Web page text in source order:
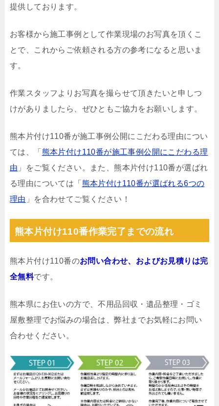
提供しております。
お客様から施工事例として作業現場のお写真を頂くこ
とで、これからご依頼される方の参考になると思いま
す。
作業スタッフよりお写真を撮らせて頂きたいと申しつ
けがありましたら、ぜひともご協力をお願いします。
熊本片付け110番が施工事例公開にこだわる理由につい
ては、「 熊本片付け110番が施工事例公開にこだわる理
由 」をご覧ください。また、熊本片付け110番が選ばれ
る理由については「 熊本片付け110番が選ばれる6つの
理由 」を合わせてご覧ください！
熊本片付け110番作業完了までの流れ
熊本片付け110番のお問い合わせ、およびお見積りは完
全無料です。
熊本県にお住いの方で、不用品回収・遺品整理・ゴミ
屋敷整理でお悩みの場合は、弊社までお気軽にお問い
合わせください。